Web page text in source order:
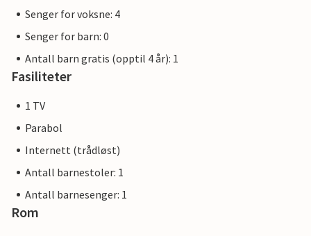
Senger for voksne: 4
Senger for barn: 0
Antall barn gratis (opptil 4 år): 1
Fasiliteter
1 TV
Parabol
Internett (trådløst)
Antall barnestoler: 1
Antall barnesenger: 1
Rom